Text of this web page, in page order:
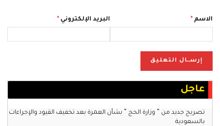
الاسم * البريد الإلكتروني *
عاجل
تصريح جديد من ” وزارة الحج ” بشأن العمرة بعد تخفيف القيود والإجراءات
بالسعودية